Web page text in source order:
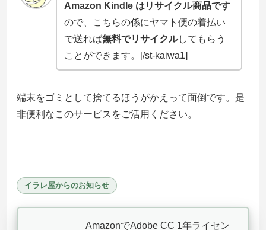
Amazon Kindle はリサイクル商品です
ので、こちらの係にヤマト便の着払い
で送れば無料でリサイクルしてもらう
ことができます。[/st-kaiwa1]
端末をゴミとして捨てるほうがかえって面倒です。是
非便利なこのサービスをご活用ください。
イラレ屋からのお知らせ
AmazonでAdobe CC 1年ライセン